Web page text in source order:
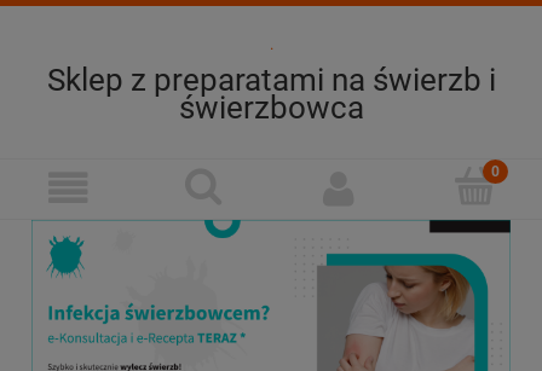
.
Sklep z preparatami na świerzb i
świerzbowca